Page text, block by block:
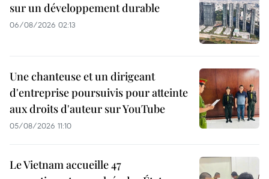
sur un développement durable
06/08/2026 02:13
Une chanteuse et un dirigeant
d'entreprise poursuivis pour atteinte
aux droits d'auteur sur YouTube
05/08/2026 11:10
Le Vietnam accueille 47